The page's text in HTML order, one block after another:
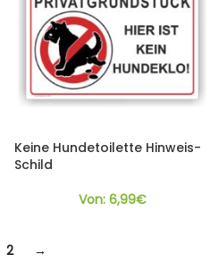
Keine Hundetoilette Hinweis-
Schild
Von: 6,99€
2 →